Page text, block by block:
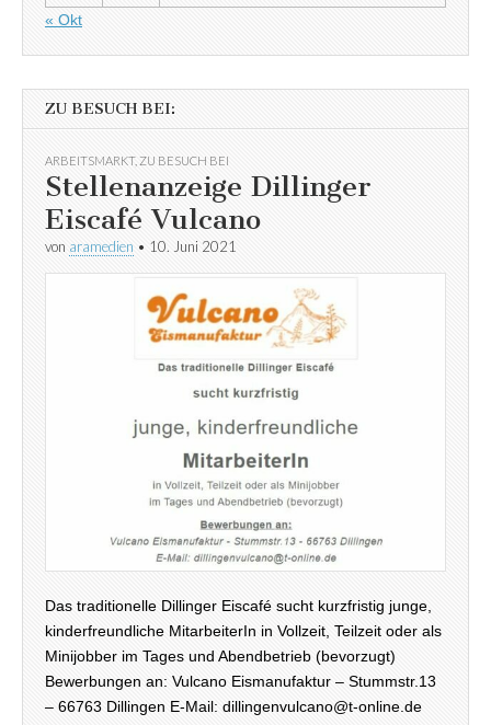
« Okt
ZU BESUCH BEI:
ARBEITSMARKT, ZU BESUCH BEI
Stellenanzeige Dillinger
Eiscafé Vulcano
von aramedien • 10. Juni 2021
Das traditionelle Dillinger Eiscafé sucht kurzfristig junge,
kinderfreundliche MitarbeiterIn in Vollzeit, Teilzeit oder als
Minijobber im Tages und Abendbetrieb (bevorzugt)
Bewerbungen an: Vulcano Eismanufaktur – Stummstr.13
– 66763 Dillingen E-Mail: dillingenvulcano@t-online.de